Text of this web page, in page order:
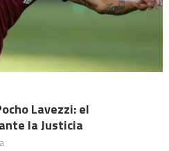
Lavezzi: el
la Justicia